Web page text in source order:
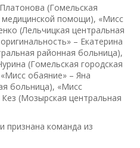
(Гомельская
медицинской помощи), «Мисс
(Лельчицкая центральная
– Екатерина
районная больница),
(Гомельская городская
обаяние» – Яна
больница), «Мисс
(Мозырская центральная
признана команда из